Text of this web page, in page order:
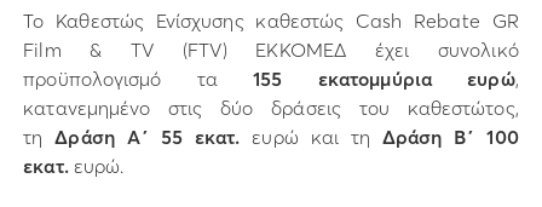
Το Καθεστώς Ενίσχυσης καθεστώς Cash Rebate GR
Film & TV (FTV) ΕΚΚΟΜΕΔ έχει συνολικό
προϋπολογισμό τα155 εκατομμύρια ευρώ,
κατανεμημένο στις δύο δράσεις του καθεστώτος,
τηΔράση Α΄ 55 εκατ. ευρώ και τη Δράση Β΄ 100
εκατ.ευρώ.